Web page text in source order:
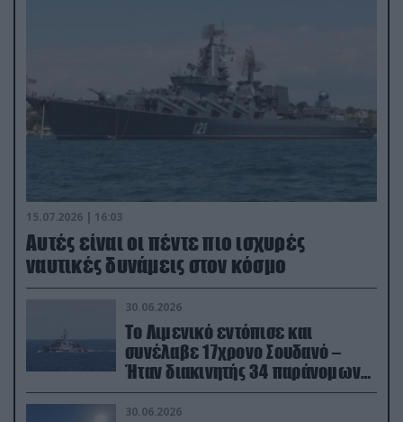
15.07.2026 | 16:03
Aυτές είναι οι πέντε πιο ισχυρές
ναυτικές δυνάμεις στον κόσμο
30.06.2026
Το Λιμενικό εντόπισε και
συνέλαβε 17χρονο Σουδανό –
Ήταν διακινητής 34 παράνομων
μεταναστών
30.06.2026